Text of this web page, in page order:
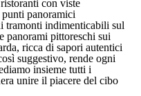
ristoranti con viste
panoramici
tramonti indimenticabili sul
panorami pittoreschi sui
ricca di sapori autentici
suggestivo, rende ogni
insieme tutti i
unire il piacere del cibo